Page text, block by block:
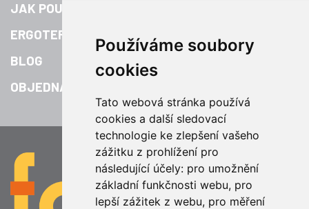
Používáme soubory
cookies
Tato webová stránka používá
cookies a další sledovací
technologie ke zlepšení vašeho
zážitku z prohlížení pro
následující účely: pro umožnění
základní funkčnosti webu, pro
lepší zážitek z webu, pro měření
JAK POUŽÍVAT
ERGOTERAPIE
BLOG
OBJEDNAT